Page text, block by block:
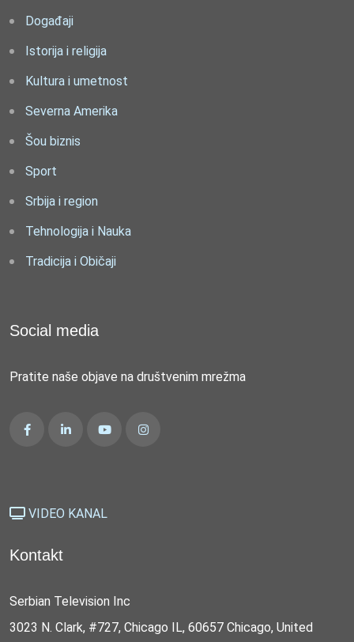
Događaji
Istorija i religija
Kultura i umetnost
Severna Amerika
Šou biznis
Sport
Srbija i region
Tehnologija i Nauka
Tradicija i Običaji
Social media
Pratite naše objave na društvenim mrežma
VIDEO KANAL
Kontakt
Serbian Television Inc
3023 N. Clark, #727, Chicago IL, 60657 Chicago, United